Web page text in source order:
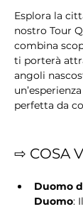
Esplora la
nostro Tour
combina
ti porterà
angoli
perfetta da
⇨ COSA
Duomo
Duomo: